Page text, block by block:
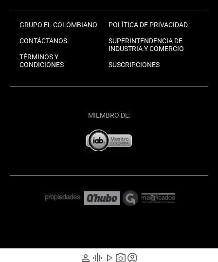
person graphic_eq play_arrow photo_cameraaccount_circle
GRUPO EL COLOMBIANO
CONTÁCTANOS
TÉRMINOS Y
CONDICIONES
POLÍTICA DE PRIVACIDAD
SUPERINTENDENCIA DE
INDUSTRIA Y COMERCIO
SUSCRIPCIONES
MIEMBRO DE: